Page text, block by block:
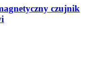
czujnik